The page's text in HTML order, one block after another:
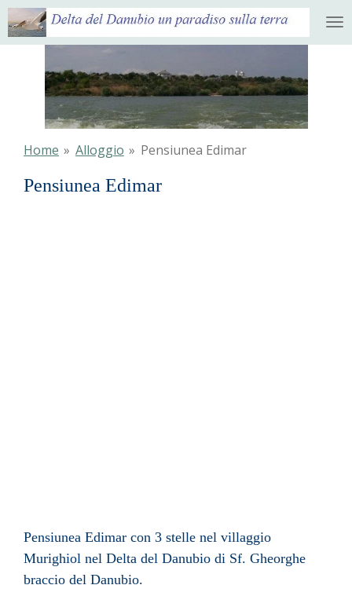
direct
hoofdinhoud
Home » Alloggio » Pensiunea Edimar
Pensiunea Edimar
Pensiunea Edimar con 3 stelle nel villaggio
Murighiol nel Delta del Danubio di Sf. Gheorghe
braccio del Danubio.